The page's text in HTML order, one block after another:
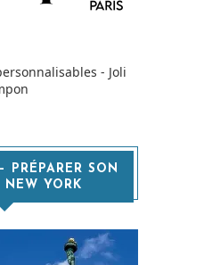
- Joli
PRÉPARER SON
NEW YORK